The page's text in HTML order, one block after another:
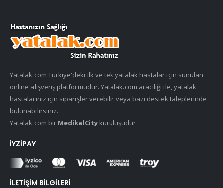
Yatalak.com Türkiye'deki ilk ve tek yatalak hastalar için sunulan
online alışveriş platformudur. Yatalak.com aracılığı ile, yatalak
hastalarınız için siparişler verebilir veya bazı destek taleplerinde
bulunabilirsiniz.
Yatalak.com bir MedikalCitykuruluşudur.
İYZIPAY
İLETIŞIM BILGILERI